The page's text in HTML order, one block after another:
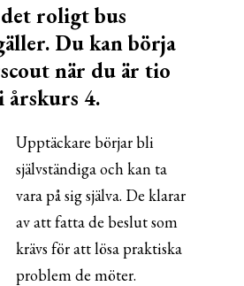
roligt bus
Du kan börja
när du är tio
4.
Upptäckare börjar bli
självständiga och kan ta
vara på sig själva. De klarar
av att fatta de beslut som
krävs för att lösa praktiska
problem de möter.